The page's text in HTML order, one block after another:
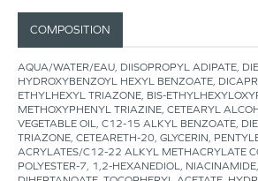
COMPOSITION
AQUA/WATER/EAU, DIISOPROPYL ADIPATE,
HYDROXYBENZOYL HEXYL BENZOATE,
ETHYLHEXYL TRIAZONE, BIS-
METHOXYPHENYL TRIAZINE, CETEARYL
VEGETABLE OIL, C12-15 ALKYL BENZOATE,
TRIAZONE, CETEARETH-20, GLYCERIN,
ACRYLATES/C12-22 ALKYL METHACRYLATE
POLYESTER-7, 1,2-HEXANEDIOL,